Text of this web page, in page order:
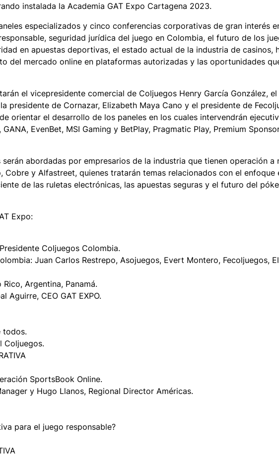
instalada la Academia GAT Expo Cartagena 2023.
especializados y cinco conferencias corporativas de gran interés
seguridad jurídica del juego en Colombia, el futuro de los
en apuestas deportivas, el estado actual de la industria de casinos,
del mercado online en plataformas autorizadas y las oportunidades
el vicepresidente comercial de Coljuegos Henry García González,
presidente de Cornazar, Elizabeth Maya Cano y el presidente de
orientar el desarrollo de los paneles en los cuales intervendrán
EvenBet, MSI Gaming y BetPlay, Pragmatic Play, Premium
abordadas por empresarios de la industria que tienen operación a
Cobre y Alfastreet, quienes tratarán temas relacionados con el enfoque
de las ruletas electrónicas, las apuestas seguras y el futuro del
Expo:
Coljuegos Colombia.
Juan Carlos Restrepo, Asojuegos, Evert Montero, Fecoljuegos,
Argentina, Panamá.
Aguirre, CEO GAT EXPO.
todos.
Coljuegos.
SportsBook Online.
y Hugo Llanos, Regional Director Américas.
para el juego responsable?